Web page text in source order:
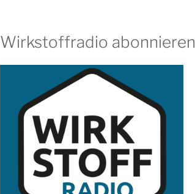
Wirkstoffradio abonnieren